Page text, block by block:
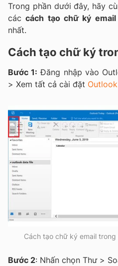
Trong phần dưới đây, hãy
cáccách tạo chữ ký email
nhất.
Cách tạo chữ ký
Bước 1: Đăng nhập vào
> Xem tất cả cài đặt Outlook
Cách tạo chữ ký email
Bước 2: Nhấn chọn Thư >